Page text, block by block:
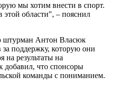
мы хотим внести в спорт.
области", – пояснил
штурман Антон Власюк
поддержку, которую они
на результаты на
что спонсоры
команды с пониманием.